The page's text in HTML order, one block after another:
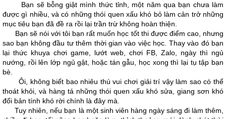
Bạn sẽ bỗng giật mình thức tỉnh, một năm qua bạn chưa làm
được gì nhiều, và có những thói quen xấu khó bỏ làm cản trở những
mục tiêu bạn đã đề ra rồi lại trần trừ không hoàn thiện.
Bạn sẽ nói với tôi bạn rất muốn học tốt thi được điểm cao, nhưng
sao bạn không đầu tư thêm thời gian vào việc học. Thay vào đó bạn
lại thức khuya chơi game, lướt web, chơi FB, Zalo, ngày thì ngủ
nướng, rồi lên lớp ngủ gật, hoặc tán gẫu, học xong thì lại tụ tập bạn
bè.
Ôi, không biết bao nhiêu thú vui chơi giải trí vậy làm sao có thể
thoát khỏi, và hàng tá những thói quen xấu khó sửa, giang sơn khó
đổi bản tính khó rời chính là đây mà.
Tuy nhiên, nếu bạn là một sinh viên hàng ngày sáng đi làm thêm,